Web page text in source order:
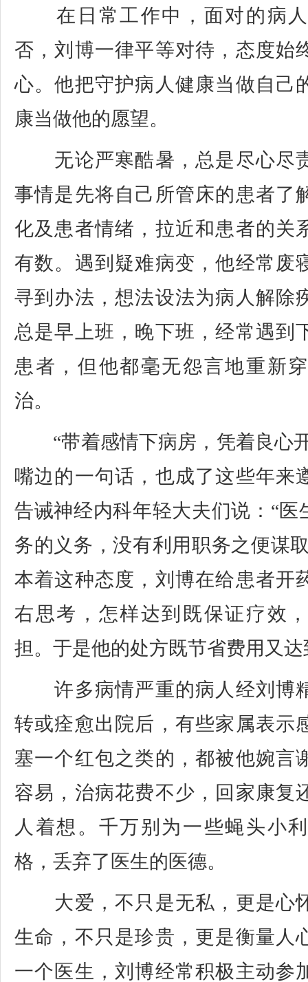
在日常工作中，面对的病人
否，刘博一律平等对待，态度始
心。他把守护病人健康当做自己
康当做他的愿望。
无论严寒酷暑，总是尽心尽
事情是先将自己所管床的患者了
化及患者情绪，拉近和患者的关
有数。遇到疑难病变，他经常废
寻到办法，想法设法为病人解除
总是早上班，晚下班，经常遇到
患者，但他都毫无怨言地重新
治。
“带着感情下病房，凭着良心
嘴边的一句话，也成了这些年来
告诫神经内科年轻大夫们说：“医
务的义务，没有利用职务之便谋
本着这种态度，刘博在给患者开
右思考，怎样达到既保证疗效
担。于是他的处方既节省费用又
许多病情严重的病人经刘博
转或痊愈出院后，有些家属表示
塞一个红包之类的，都被他婉言
容易，治病花费不少，回家康复
人着想。千万别为一些蝇头小
格，丢弃了医生的医德。
大爱，不只是无私，更是心
生命，不只是珍贵，更是衡量人
一个医生，刘博经常积极主动参